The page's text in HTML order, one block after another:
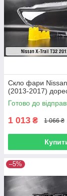
Скло фари
(2013-2017)
Готово до
1 013 ₴ 1 066 ₴
–5%